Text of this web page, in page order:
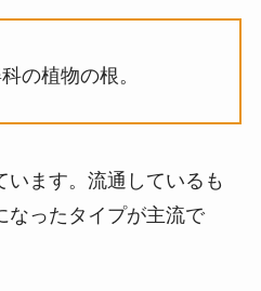
の植物の根。
います。流通しているも
なったタイプが主流で